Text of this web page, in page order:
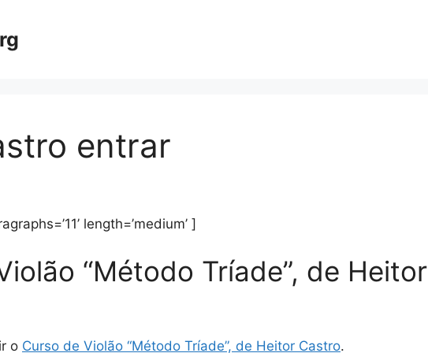
entrar
length=’medium’ ]
“Método Tríade”, de Heitor
o Curso de Violão “Método Tríade”, de Heitor Castro.